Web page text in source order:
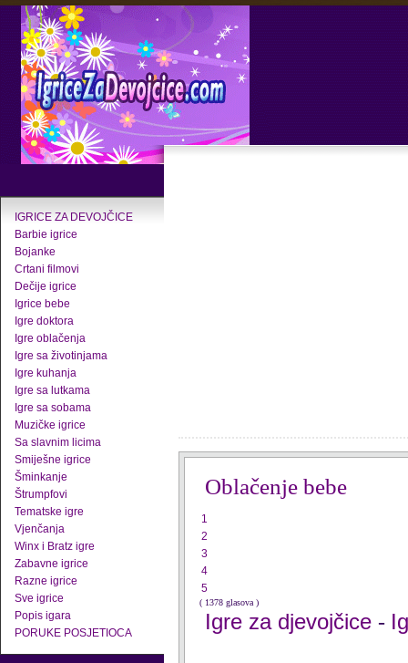
IGRICE ZA DEVOJČICE
Barbie igrice
Bojanke
Crtani filmovi
Dečije igrice
Igrice bebe
Igre doktora
Igre oblačenja
Igre sa životinjama
Igre kuhanja
Igre sa lutkama
Igre sa sobama
Muzičke igrice
Sa slavnim licima
Smiješne igrice
Šminkanje
Štrumpfovi
Tematske igre
Vjenčanja
Winx i Bratz igre
Zabavne igrice
Razne igrice
Sve igrice
Popis igara
PORUKE POSJETIOCA
Oblačenje bebe
1
2
3
4
5
( 1378 glasova )
Igre za djevojčice -